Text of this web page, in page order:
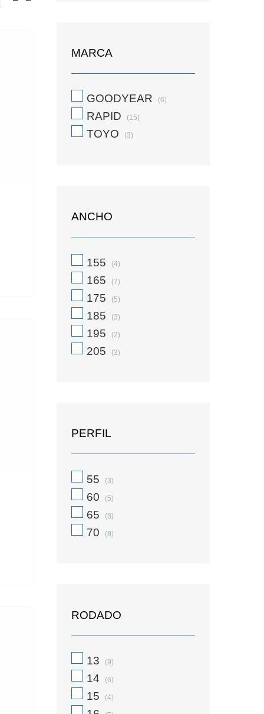
MARCA
GOODYEAR (6)
RAPID (15)
TOYO (3)
ANCHO
155 (4)
165 (7)
175 (5)
185 (3)
195 (2)
205 (3)
PERFIL
55 (3)
60 (5)
65 (8)
70 (8)
RODADO
13 (9)
14 (6)
15 (4)